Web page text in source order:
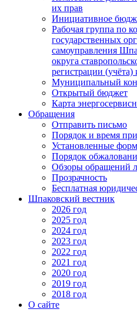
их прав
Инициативное
Рабочая группа по
государственных
самоуправления
округа
регистрации (учёта)
Муниципальный
Открытый бюджет
Карта
Обращения
Отправить письмо
Порядок и время
Установленные
Порядок
Обзоры обращений
Прозрачность
Бесплатная
Шпаковский вестник
2026 год
2025 год
2024 год
2023 год
2022 год
2021 год
2020 год
2019 год
2018 год
О сайте